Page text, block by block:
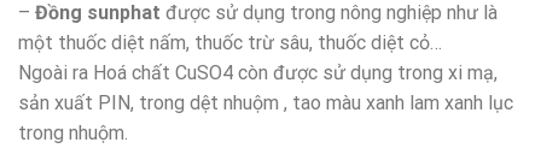
– Đồng sunphat được sử dụng trong nông nghiệp như là
một thuốc diệt nấm, thuốc trừ sâu, thuốc diệt cỏ…
Ngoài ra Hoá chất CuSO4 còn được sử dụng trong xi mạ,
sản xuất PIN, trong dệt nhuộm , tao màu xanh lam xanh lục
trong nhuộm.